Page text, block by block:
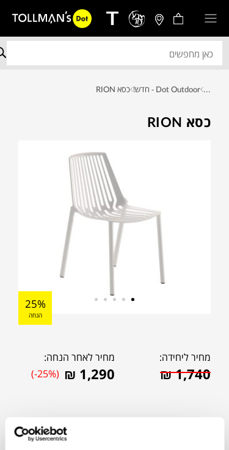
... Dot Outdoor - חדש! כסא RION
כסא RION
25%
הנחה
מחיר ליחידה:
₪1,740
מחיר לאחר הנחה:
₪ 1,290
(-25%)